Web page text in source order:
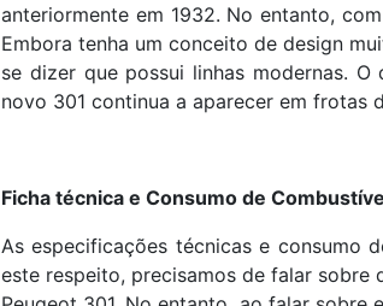
anteriormente em 1932. No entanto,
Embora tenha um conceito de design
se dizer que possui linhas modernas.
novo 301 continua a aparecer em frotas
Ficha técnica e Consumo de
As especificações técnicas e consumo
este respeito, precisamos de falar